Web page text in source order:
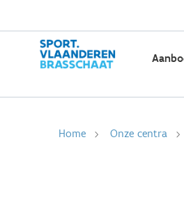
Home Onze centra